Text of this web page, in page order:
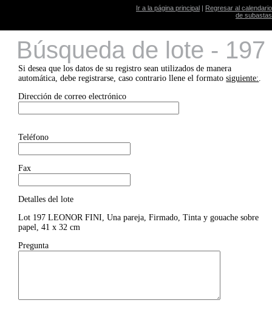
Ir a la página principal | Regresar al calendario
de subastas
Búsqueda de lote - 197
Si desea que los datos de su registro sean utilizados de manera
automática, debe registrarse, caso contrario llene el formatosiguiente:.
Dirección de correo electrónico
Teléfono
Fax
Detalles del lote
Lot 197 LEONOR FINI, Una pareja, Firmado, Tinta y gouache sobre
papel, 41 x 32 cm
Pregunta